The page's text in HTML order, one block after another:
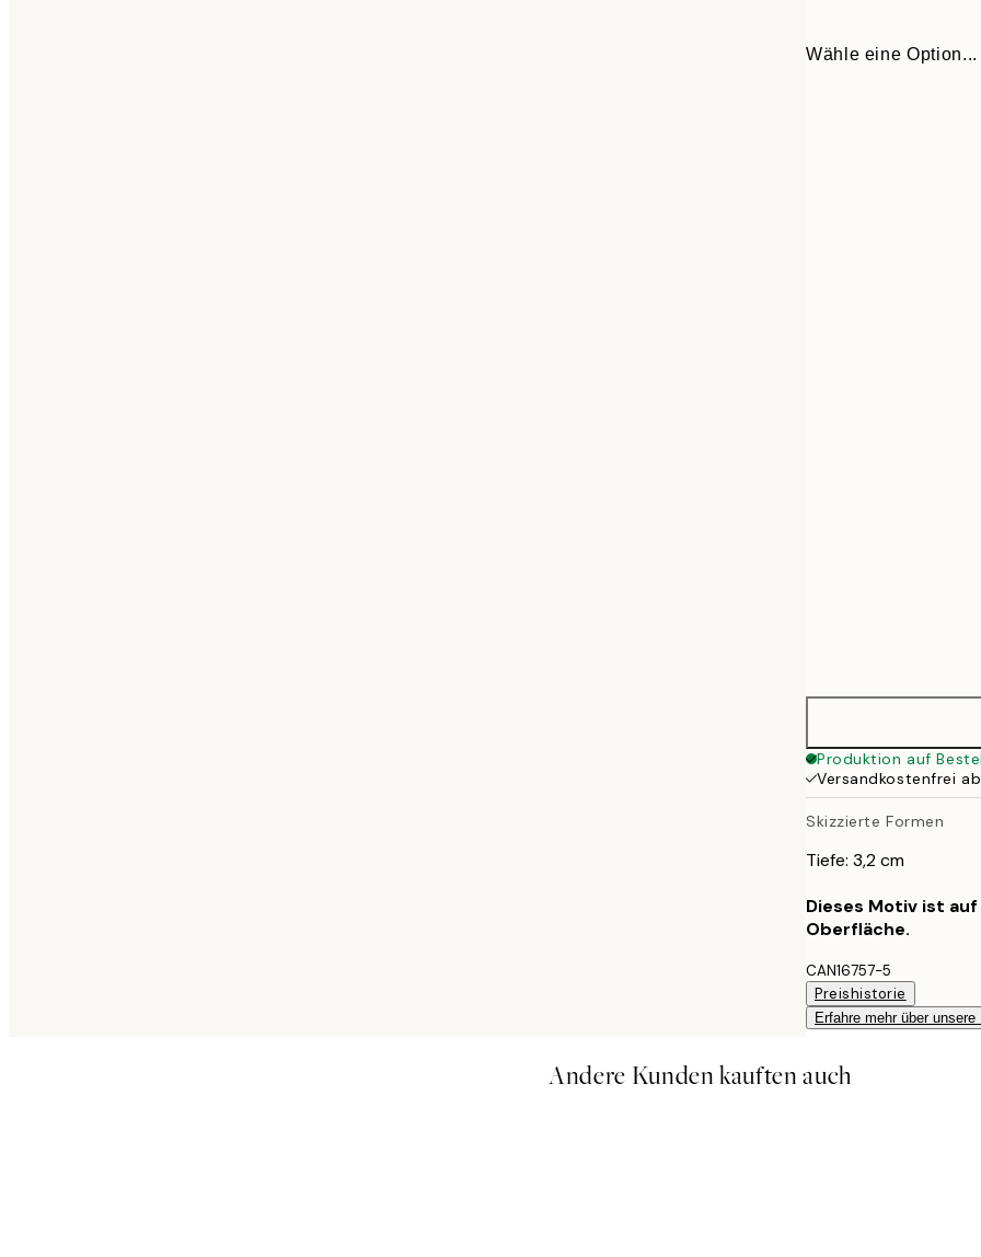
Wähle eine Option...
Produktion auf
Versandkostenfrei
Skizzierte Formen
Tiefe: 3,2 cm
Dieses Motiv ist
Oberfläche.
CAN16757-5
Preishistorie
Erfahre mehr über unsere
Andere Kunden kauften auch